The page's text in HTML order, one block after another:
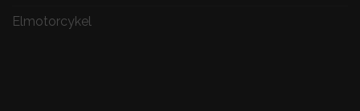
Elmotorcykel